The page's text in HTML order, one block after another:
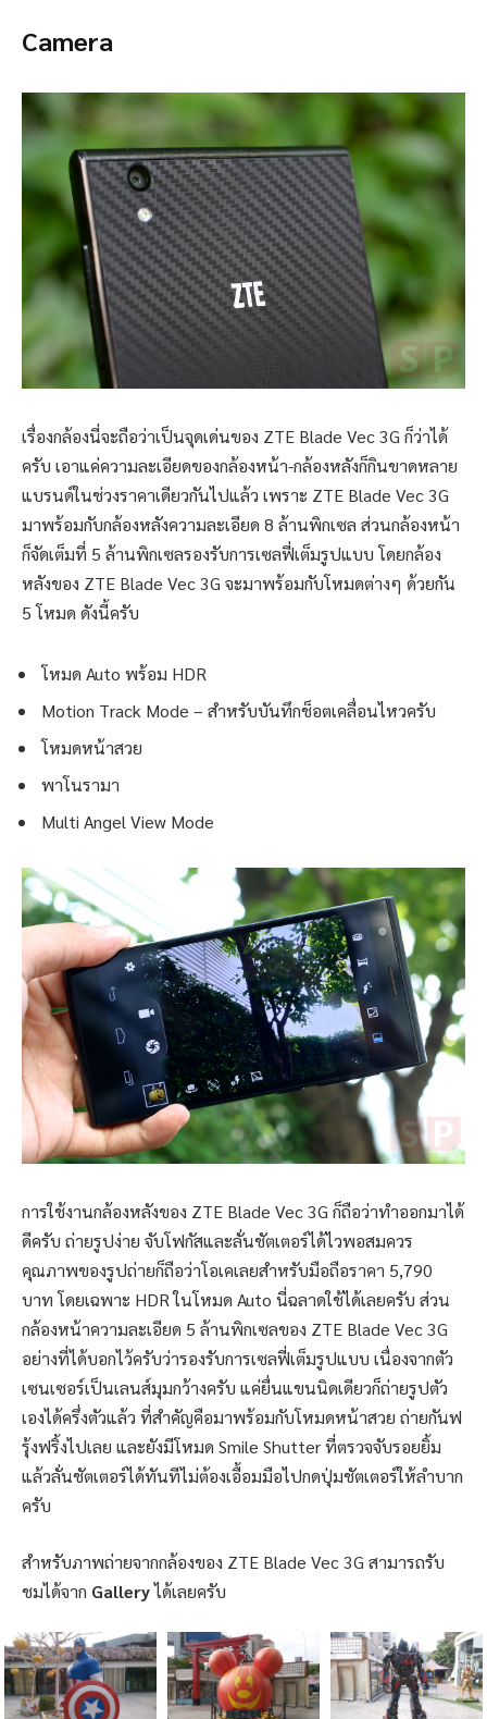
Camera
เรื่องกล้องนี่จะถือว่าเป็นจุดเด่นของ ZTE Blade Vec 3G ก็ว่าได้
ครับ เอาแค่ความละเอียดของกล้องหน้า-กล้องหลังก็กินขาดหลาย
แบรนด์ในช่วงราคาเดียวกันไปแล้ว เพราะ ZTE Blade Vec 3G
มาพร้อมกับกล้องหลังความละเอียด 8 ล้านพิกเซล ส่วนกล้องหน้า
ก็จัดเต็มที่ 5 ล้านพิกเซลรองรับการเซลฟี่เต็มรูปแบบ โดยกล้อง
หลังของ ZTE Blade Vec 3G จะมาพร้อมกับโหมดต่างๆ ด้วยกัน
5 โหมด ดังนี้ครับ
โหมด Auto พร้อม HDR
Motion Track Mode – สำหรับบันทึกช็อตเคลื่อนไหวครับ
โหมดหน้าสวย
พาโนรามา
Multi Angel View Mode
การใช้งานกล้องหลังของ ZTE Blade Vec 3G ก็ถือว่าทำออกมาได้
ดีครับ ถ่ายรูปง่าย จับโฟกัสและลั่นชัตเตอร์ได้ไวพอสมควร
คุณภาพของรูปถ่ายก็ถือว่าโอเคเลยสำหรับมือถือราคา 5,790
บาท โดยเฉพาะ HDR ในโหมด Auto นี่ฉลาดใช้ได้เลยครับ ส่วน
กล้องหน้าความละเอียด 5 ล้านพิกเซลของ ZTE Blade Vec 3G
อย่างที่ได้บอกไว้ครับว่ารองรับการเซลฟี่เต็มรูปแบบ เนื่องจากตัว
เซนเซอร์เป็นเลนส์มุมกว้างครับ แค่ยื่นแขนนิดเดียวก็ถ่ายรูปตัว
เองได้ครึ่งตัวแล้ว ที่สำคัญคือมาพร้อมกับโหมดหน้าสวย ถ่ายกันฟ
รุ้งฟริ้งไปเลย และยังมีโหมด Smile Shutter ที่ตรวจจับรอยยิ้ม
แล้วลั่นชัตเตอร์ได้ทันทีไม่ต้องเอื้อมมือไปกดปุ่มชัตเตอร์ให้ลำบาก
ครับ
สำหรับภาพถ่ายจากกล้องของ ZTE Blade Vec 3G สามารถรับ
ชมได้จาก Galleryได้เลยครับ